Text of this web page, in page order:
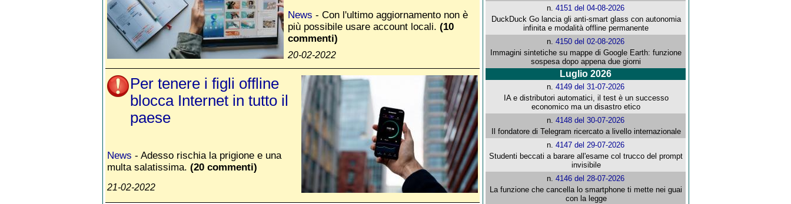
News - Con l'ultimo aggiornamento non è
più possibile usare account locali. (10
commenti)
20-02-2022
Per tenere i figli offline
blocca Internet in tutto il
paese
News - Adesso rischia la prigione e una
multa salatissima. (20 commenti)
21-02-2022
n.4151 del 04-08-2026
DuckDuck Go lancia gli anti-smart glass con autonomia
infinita e modalità offline permanente
n.4150 del 02-08-2026
Immagini sintetiche su mappe di Google Earth: funzione
sospesa dopo appena due giorni
Luglio 2026
n.4149 del 31-07-2026
IA e distributori automatici, il test è un successo
economico ma un disastro etico
n.4148 del 30-07-2026
Il fondatore di Telegram ricercato a livello internazionale
n.4147 del 29-07-2026
Studenti beccati a barare all'esame col trucco del prompt
invisibile
n.4146 del 28-07-2026
La funzione che cancella lo smartphone ti mette nei guai
con la legge